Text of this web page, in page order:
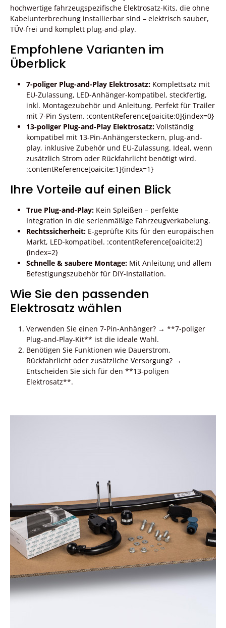
hochwertige fahrzeugspezifische Elektrosatz-Kits, die ohne
Kabelunterbrechung installierbar sind – elektrisch sauber,
TÜV-frei und komplett plug-and-play.
Empfohlene Varianten im
Überblick
7-poliger Plug-and-Play Elektrosatz: Komplettsatz mit
EU-Zulassung, LED-Anhänger-kompatibel, steckfertig,
inkl. Montagezubehör und Anleitung. Perfekt für Trailer
mit 7-Pin System. :contentReference[oaicite:0]{index=0}
13-poliger Plug-and-Play Elektrosatz: Vollständig
kompatibel mit 13-Pin-Anhängersteckern, plug-and-
play, inklusive Zubehör und EU-Zulassung. Ideal, wenn
zusätzlich Strom oder Rückfahrlicht benötigt wird.
:contentReference[oaicite:1]{index=1}
Ihre Vorteile auf einen Blick
True Plug-and-Play: Kein Spleißen – perfekte
Integration in die serienmäßige Fahrzeugverkabelung.
Rechtssicherheit: E-geprüfte Kits für den europäischen
Markt, LED-kompatibel. :contentReference[oaicite:2]
{index=2}
Schnelle & saubere Montage: Mit Anleitung und allem
Befestigungszubehör für DIY-Installation.
Wie Sie den passenden
Elektrosatz wählen
Verwenden Sie einen 7-Pin-Anhänger? → **7-poliger
Plug-and-Play-Kit** ist die ideale Wahl.
Benötigen Sie Funktionen wie Dauerstrom,
Rückfahrlicht oder zusätzliche Versorgung? →
Entscheiden Sie sich für den **13-poligen
Elektrosatz**.